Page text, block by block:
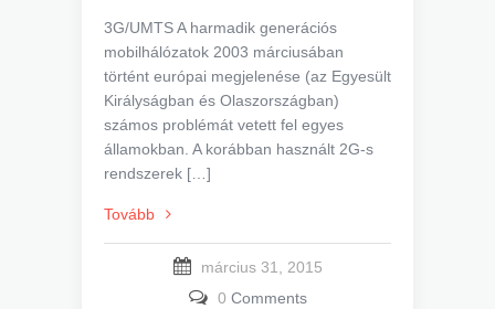
3G/UMTS A harmadik generációs
mobilhálózatok 2003 márciusában
történt európai megjelenése (az Egyesült
Királyságban és Olaszországban)
számos problémát vetett fel egyes
államokban. A korábban használt 2G-s
rendszerek […]
Tovább
március 31, 2015
0 Comments